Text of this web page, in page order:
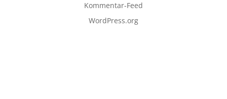
Kommentar-Feed
WordPress.org